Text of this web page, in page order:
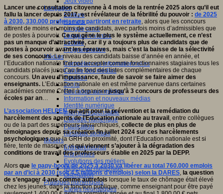
Langages
Ecriture
Humour
Langue orale
Langues vivantes
Lecture
Programmation
Médias
Compétences informationnelles
Culture des médias
Curation
Droits
Education aux médias
Information et nouveaux médias
Identité numérique
Internet responsable
Littératie numérique
Publication
Réseaux sociaux
Métiers
Entrepreneuriat
Entreprises
Evolutions des métiers
Métiers du numérique
Orientation
Pratiques numériques
Cartes heuristiques
Lancer une consultation citoyenne à 4 mois de la rentrée 2025 alors qu’il eut
fallu la lancer depuis 2017, est révélateur de la fébrilité du pouvoir : de 2025
à 2030, 330.000 professeurs partiront en retraite, alors que les concours
attirent de moins en moins de candidats, avec parfois moins d’admissibles que
de postes à pourvoir. Ce qui gêne le plus le système actuellement, ce n’est
pas un manque d’attractivité, car il y a toujours plus de candidats que de
postes à pourvoir avant les épreuves, mais c’est la baisse de la sélectivité
de ses concours. Le niveau des candidats baisse d’année en année, et
l’Education nationale finit par accepter comme fonctionnaires stagiaires tous les
candidats placés jusqu’au fin fond des listes complémentaires de chaque
concours. Un aveu d’impuissance, faute de savoir se faire aimer des
enseignants. L’Education nationale en est même parvenue dans certaines
académies comme Créteil à organiserjusqu’à 3 concours de professeurs des
écoles par an…
L’association HELPENqui agit pour la prévention et la remédiation du
harcèlement des agents de l’Education nationale au travail , entre collègues
ou de la part des supérieurs hiérarchiques, collecte de plus en plus de
témoignages depuis sa création fin juillet 2024 sur ces harcèlements
psychologiquesque la GRH de proximité, dont l’Education nationale est si
fière, tente de masquer, etqui viennent s’ajouter à la dégradation des
conditions de travail des professeurs établie en 2025 par la DEPP.
Alors que le papy-boom de 2025 à 2030 va libérer au total 760.000 emplois
par an d’ici à 2030 (soit 4,5 millions d’emplois) selon la DARES, la question
de s’engager 4 ans comme autrefois lorsque le taux de chômage était élevé
chez les jeunes, dans la fonction publique, comme enseignant pour être payé